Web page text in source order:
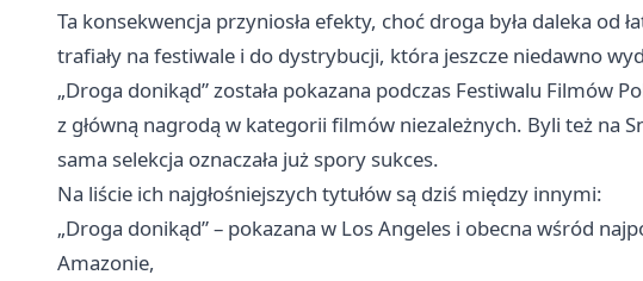
Ta konsekwencja przyniosła efekty, choć droga była daleka od
trafiały na festiwale i do dystrybucji, która jeszcze niedawno
„Droga donikąd” została pokazana podczas Festiwalu Filmów
z główną nagrodą w kategorii filmów niezależnych. Byli też na
sama selekcja oznaczała już spory sukces.
Na liście ich najgłośniejszych tytułów są dziś między innymi:
„Droga donikąd” – pokazana w Los Angeles i obecna wśród
Amazonie,